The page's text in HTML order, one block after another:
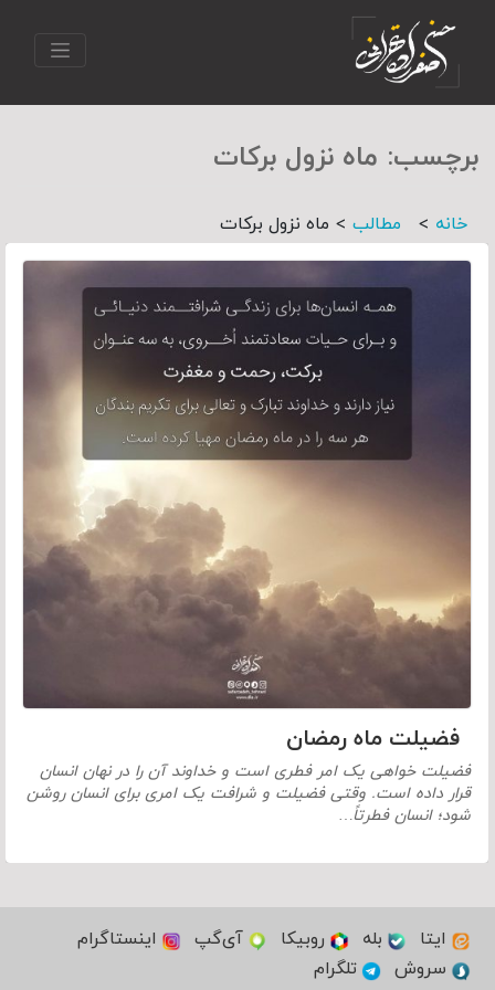
برچسب: ماه نزول برکات
خانه > مطالب > ماه نزول برکات
فضیلت ماه رمضان
فضیلت خواهی یک امر فطری است و خداوند آن را در نهان انسان
قرار داده است. وقتی فضیلت و شرافت یک امری برای انسان روشن
شود؛ انسان فطرتاً…
ایتا بله روبیکا آی‌گپ
اینستاگرام
سروش
تلگرام